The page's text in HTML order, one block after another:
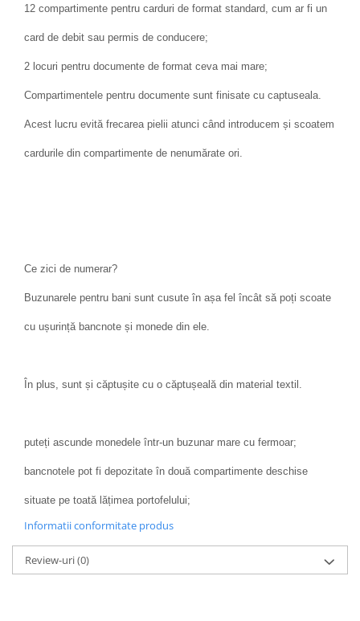
12 compartimente pentru carduri de format standard, cum ar fi un
card de debit sau permis de conducere;
2 locuri pentru documente de format ceva mai mare;
Compartimentele pentru documente sunt finisate cu captuseala.
Acest lucru evită frecarea pielii atunci când introducem și scoatem
cardurile din compartimente de nenumărate ori.
Ce zici de numerar?
Buzunarele pentru bani sunt cusute în așa fel încât să poți scoate
cu ușurință bancnote și monede din ele.
În plus, sunt și căptușite cu o căptușeală din material textil.
puteți ascunde monedele într-un buzunar mare cu fermoar;
bancnotele pot fi depozitate în două compartimente deschise
situate pe toată lățimea portofelului;
Informatii conformitate produs
Review-uri(0)